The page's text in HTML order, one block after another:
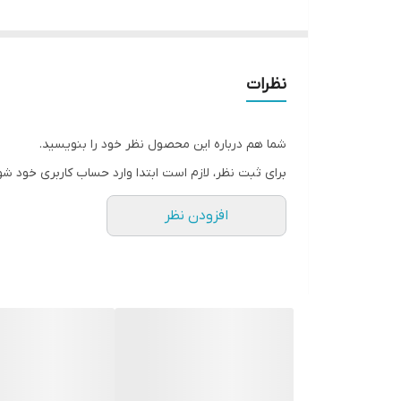
• شوره سر را پس از اولین استفاده از بین می‌برد
• برای آقایان، خانم‌ها و نوجوانان ۱۴ سال به بالا
• تعادل سالم پوست سر را بازیابی می‌کند.
نظرات
شما هم درباره این محصول نظر خود را بنویسید.
برای ثبت نظر، لازم است ابتدا وارد حساب کاربری خود
افزودن نظر